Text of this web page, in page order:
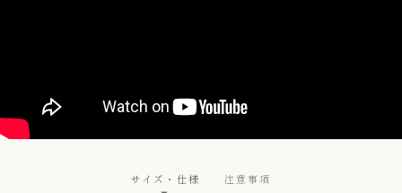
サイズ・仕様 注意事項